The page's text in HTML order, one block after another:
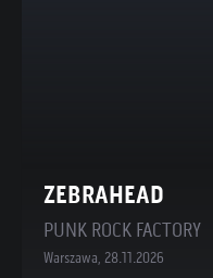
ZEBRAHEAD
PUNK ROCK FACTORY
Warszawa, 28.11.2026